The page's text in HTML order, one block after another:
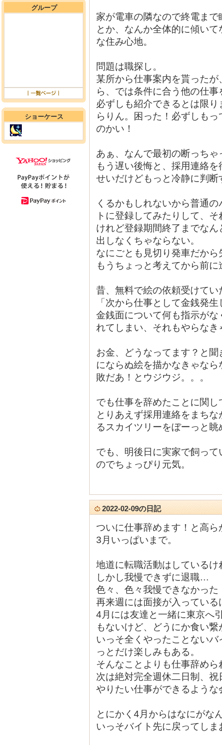
グループ
ショーケース
家が電車の隣なので終電ま
とか、なんか全体的に傾い
な住み心地。
問題は職探し。
某所から仕事案内を貰った
ら、では条件に合う他の仕
必ずしも紹介できるとは限
らりん。困った！必ずしも
のかい！
あぁ、なんで最初の断っち
もう遅い後悔と、採用連絡
せいだけどもっと冷静に判
くるかもしれないから普通
トに登録してみたりして、
けれど登録期間終了までな
出しなくちゃならない。
なにごとも見切り発車だか
もうちょっと考えてから前
昔、無料で絵の依頼受けて
「次から仕事として金銭発
金銭面について何も指示が
れてしまい、それもやらなき
お金、どうなってます？と
にならぬ絵を描かなきゃな
敗だあ！とウジウジ。。。
でも仕事を辞めたことに関
とりあえず採用連絡をまち
るスカイツリーをぼーっと
でも、明後日に実家で飼っ
のでちょっぴり元気。
2022-02-09の日記
ついに仕事辞めます！と高
3月いっぱいまで。
地道に転職活動はしている
しかし我慢できずに退職…
色々、色々我慢できなかった
再来週には面接が入ってい
4月には友達と一緒に東京へ
もないけど、どうにか食い繋
いっそ全くやったことない
っとだけ楽しみもある。
そんなことよりも仕事辞め
次は絶対完全週休二日制、
やりたい仕事ができるような
とにかく4月からはなにがな
いっそバイト先に戻ってしま